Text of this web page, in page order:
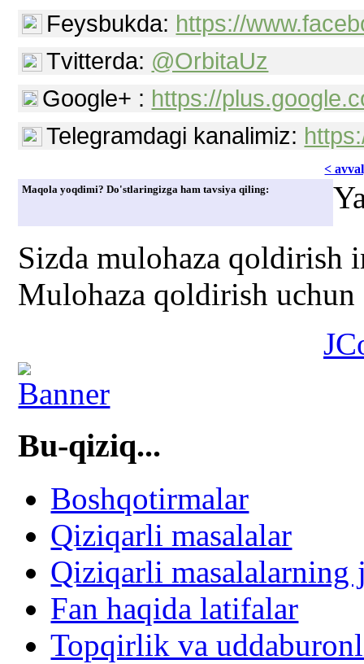
Feysbukda: https://
Tvitterda: @OrbitaUz
Google+ : https://
Telegramdagi kanalimiz:
<
Maqola yoqdimi? Do'stlaringizga ham tavsiya qiling:
Sizda mulohaza qoldirish
Mulohaza qoldirish
Bu-qiziq...
Boshqotirmalar
Qiziqarli masalalar
Qiziqarli masalalarning
Fan haqida latifalar
Topqirlik va